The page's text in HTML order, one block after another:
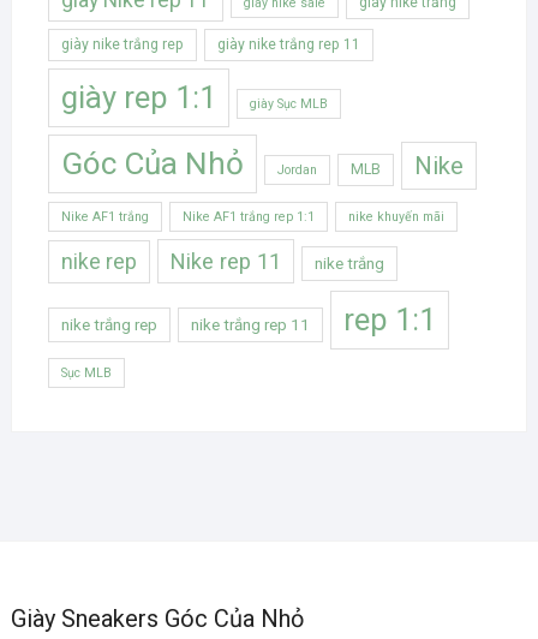
giày nike trắng rep giày nike trắng rep 11
giày rep 1:1 giày Sục MLB
Góc Của Nhỏ Jordan MLB Nike
Nike AF1 trắng Nike AF1 trắng rep 1:1 nike khuyến mãi
nike rep Nike rep 11 nike trắng
nike trắng rep nike trắng rep 11 rep 1:1
Sục MLB
Giày Sneakers Góc Của Nhỏ